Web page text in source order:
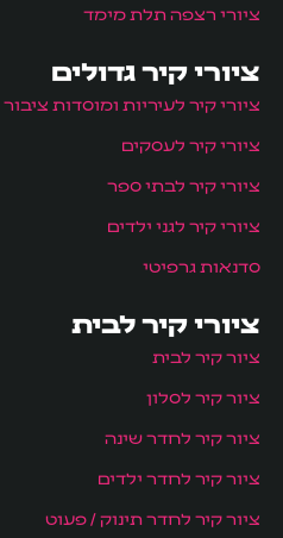
ציורי רצפה תלת מימד
ציורי קיר גדולים
ציורי קיר לעיריות ומוסדות ציבור
ציורי קיר לעסקים
ציורי קיר לבתי ספר
ציורי קיר לגני ילדים
סדנאות גרפיטי
ציורי קיר לבית
ציור קיר לבית
ציור קיר לסלון
ציור קיר לחדר שינה
ציור קיר לחדר ילדים
ציור קיר לחדר תינוק / פעוט